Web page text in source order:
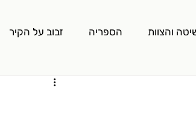
והצוות הספריה זבוב על הקיר